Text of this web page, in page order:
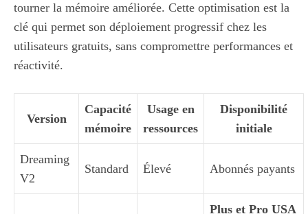
tourner la mémoire améliorée. Cette optimisation est la
clé qui permet son déploiement progressif chez les
utilisateurs gratuits, sans compromettre performances et
réactivité.
Version
Capacité
mémoire
Usage en
ressources
Disponibilité
initiale
Dreaming
V2
Standard Élevé Abonnés payants
Plus et Pro USA